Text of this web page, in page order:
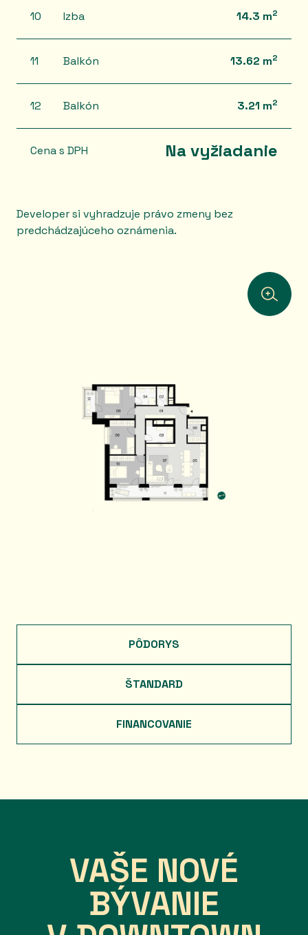
10 Izba 14.3 m2
11 Balkón 13.62 m2
12 Balkón 3.21 m2
Cena s DPH Na vyžiadanie
Developer si vyhradzuje právo zmeny bez
predchádzajúceho oznámenia.
PÔDORYS
ŠTANDARD
FINANCOVANIE
VAŠE NOVÉ
BÝVANIE